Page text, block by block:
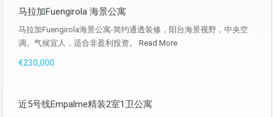
马拉加Fuengirola 海景公寓
马拉加Fuengirola海景公寓-简约通透装修，阳台海景视野，中央空
调。气候宜人，适合非盈利投资。 Read More
€230,000
近5号线Empalme精装2室1卫公寓